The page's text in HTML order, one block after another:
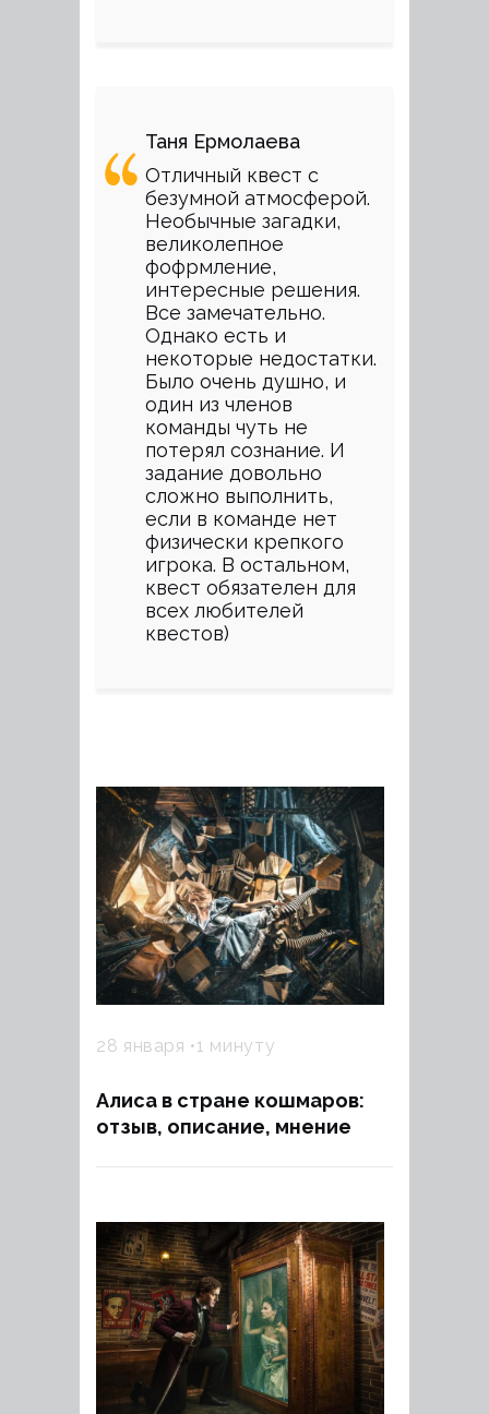
Таня Ермолаева
Отличный квест с
безумной атмосферой.
Необычные загадки,
великолепное
фофрмление,
интересные решения.
Все замечательно.
Однако есть и
некоторые недостатки.
Было очень душно, и
один из членов
команды чуть не
потерял сознание. И
задание довольно
сложно выполнить,
если в команде нет
физически крепкого
игрока. В остальном,
квест обязателен для
всех любителей
квестов)
28 января 1 минуту
Алиса в стране кошмаров:
отзыв, описание, мнение